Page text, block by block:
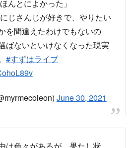
んとによかった」
じさんじが好きで、やりたい
を間違えたわけでもないの
ばないといけなくなった現実
#すずはライブ
June 30, 2021